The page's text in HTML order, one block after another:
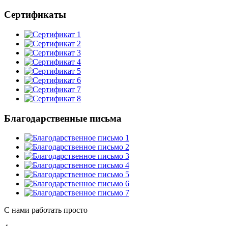
Сертификаты
Благодарственные письма
С нами работать просто